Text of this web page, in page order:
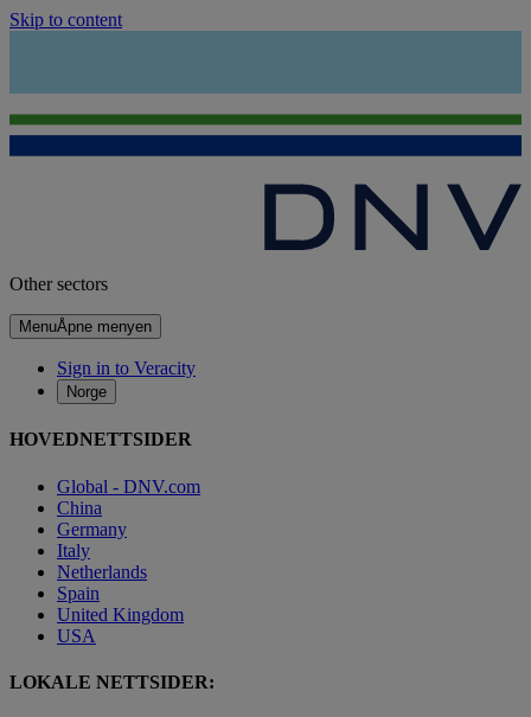
Skip to content
Other sectors
MenuÅpne menyen
Sign in to Veracity
Norge
HOVEDNETTSIDER
Global - DNV.com
China
Germany
Italy
Netherlands
Spain
United Kingdom
USA
LOKALE NETTSIDER: